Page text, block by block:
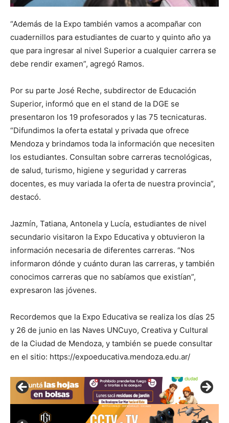
“Además de la Expo también vamos a acompañar con
cuadernillos para estudiantes de cuarto y quinto año ya
que para ingresar al nivel Superior a cualquier carrera se
debe rendir examen”, agregó Ramos.
Por su parte José Reche, subdirector de Educación
Superior, informó que en el stand de la DGE se
presentaron los 19 profesorados y las 75 tecnicaturas.
“Difundimos la oferta estatal y privada que ofrece
Mendoza y brindamos toda la información que necesiten
los estudiantes. Consultan sobre carreras tecnológicas,
de salud, turismo, higiene y seguridad y carreras
docentes, es muy variada la oferta de nuestra provincia”,
destacó.
Jazmín, Tatiana, Antonela y Lucía, estudiantes de nivel
secundario visitaron la Expo Educativa y obtuvieron la
información necesaria de diferentes carreras. “Nos
informaron dónde y cuánto duran las carreras, y también
conocimos carreras que no sabíamos que existían”,
expresaron las jóvenes.
Recordemos que la Expo Educativa se realiza los días 25
y 26 de junio en las Naves UNCuyo, Creativa y Cultural
de la Ciudad de Mendoza, y también se puede consultar
en el sitio: https://expoeducativa.mendoza.edu.ar/